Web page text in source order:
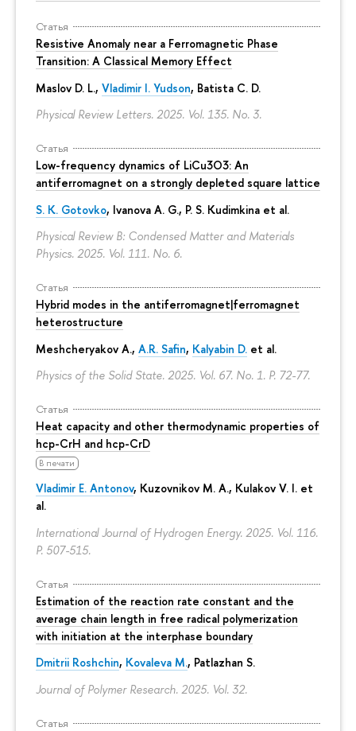
Статья
Resistive Anomaly near a Ferromagnetic Phase
Transition: A Classical Memory Effect
Maslov D. L., Vladimir I. Yudson, Batista C. D.
Physical Review Letters. 2025. Vol. 135. No. 3.
Статья
Low-frequency dynamics of LiCu3⁢O3: An
antiferromagnet on a strongly depleted square lattice
S. K. Gotovko, Ivanova A. G., P. S. Kudimkina et al.
Physical Review B: Condensed Matter and Materials
Physics. 2025. Vol. 111. No. 6.
Статья
Hybrid modes in the antiferromagnet|ferromagnet
heterostructure
Meshcheryakov A., A.R. Safin, Kalyabin D. et al.
Physics of the Solid State. 2025. Vol. 67. No. 1. P. 72-77.
Статья
Heat capacity and other thermodynamic properties of
hcp-CrH and hcp-CrD
В печати
Vladimir E. Antonov, Kuzovnikov M. A., Kulakov V. I. et
al.
International Journal of Hydrogen Energy. 2025. Vol. 116.
P. 507-515.
Статья
Estimation of the reaction rate constant and the
average chain length in free radical polymerization
with initiation at the interphase boundary
Dmitrii Roshchin, Kovaleva M., Patlazhan S.
Journal of Polymer Research. 2025. Vol. 32.
Статья